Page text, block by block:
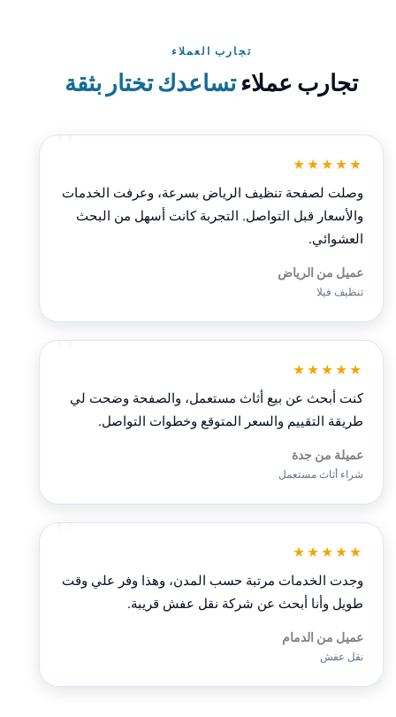
تجارب العملاء
تجارب عملاءتساعدك تختار بثقة
★★★★★
وصلت لصفحة تنظيف الرياض بسرعة، وعرفت الخدمات
والأسعار قبل التواصل. التجربة كانت أسهل من البحث
العشوائي.
عميل من الرياض
تنظيف فيلا
★★★★★
كنت أبحث عن بيع أثاث مستعمل، والصفحة وضحت لي
طريقة التقييم والسعر المتوقع وخطوات التواصل.
عميلة من جدة
شراء أثاث مستعمل
★★★★★
وجدت الخدمات مرتبة حسب المدن، وهذا وفر علي وقت
طويل وأنا أبحث عن شركة نقل عفش قريبة.
عميل من الدمام
نقل عفش